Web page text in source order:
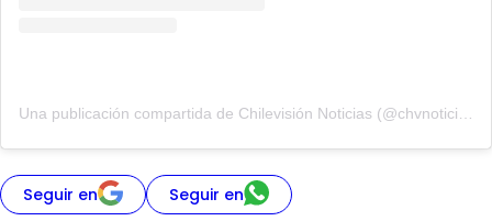
Una publicación compartida de Chilevisión Noticias (@chvnoticias)
Seguir en Seguir en